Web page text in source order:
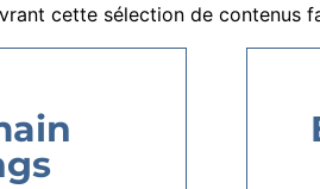
cette sélection de contenus